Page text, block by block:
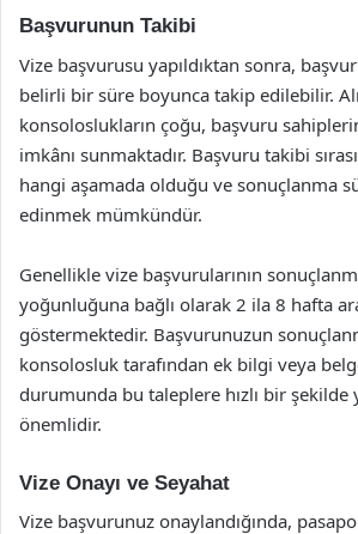
Başvurunun Takibi
Vize başvurusu yapıldıktan sonra,
belirli bir süre boyunca takip edilebilir.
konsoloslukların çoğu, başvuru
imkânı sunmaktadır. Başvuru takibi
hangi aşamada olduğu ve sonuçlanma
edinmek mümkündür.
Genellikle vize başvurularının
yoğunluğuna bağlı olarak 2 ila 8 hafta
göstermektedir. Başvurunuzun
konsolosluk tarafından ek bilgi veya
durumunda bu taleplere hızlı bir şekilde
önemlidir.
Vize Onayı ve Seyahat
Vize başvurunuz onaylandığında,